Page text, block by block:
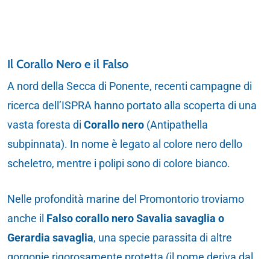
Il Corallo Nero e il Falso
A nord della Secca di Ponente, recenti campagne di
ricerca dell’ISPRA hanno portato alla scoperta di una
vasta foresta diCorallo nero (Antipathella
subpinnata). In nome è legato al colore nero dello
scheletro, mentre i polipi sono di colore bianco.
Nelle profondità marine del Promontorio troviamo
anche il Falso corallo nero Savalia savaglia o
Gerardia savaglia, una specie parassita di altre